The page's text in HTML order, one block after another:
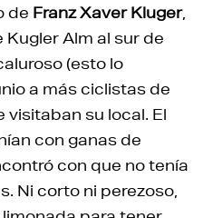
de Franz Xaver Kluger,
Alm al sur de
(esto lo
a más ciclistas de
su local. El
con ganas de
con que no tenía
Ni corto ni perezoso,